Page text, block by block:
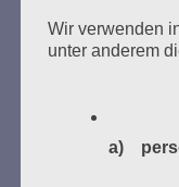
Wir verwenden
unter anderem
a)